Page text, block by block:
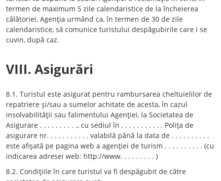
termen de maximum 5 zile calendaristice de la încheierea
călătoriei, Agenţia urmând ca, în termen de 30 de zile
calendaristice, să comunice turistului despăgubirile care i se
cuvin, după caz.
VIII. Asigurări
8.1. Turistul este asigurat pentru rambursarea cheltuielilor de
repatriere şi/sau a sumelor achitate de acesta, în cazul
insolvabilităţii sau falimentului Agenţiei, la Societatea de
Asigurare . . . . . . . . . ., cu sediul în . . . . . . . . . . . Poliţa de
asigurare nr. . . . . . . . . . . valabilă până la data de . . . . . . . . . .
este afişată pe pagina web a agenţiei de turism . . . . . . . . . . (cu
indicarea adresei web: http://www. . . . . . . . . )
8.2. Condiţiile în care turistul va fi despăgubit de către